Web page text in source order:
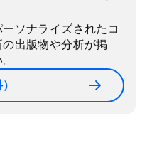
ソナライズされたコ
出版物や分析が掲